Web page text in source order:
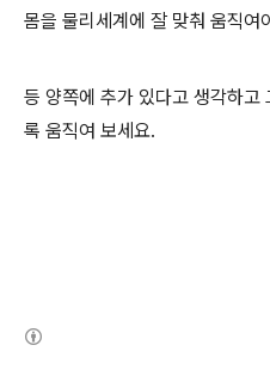
몸을 물리세계에 잘 맞춰 움직여
등 양쪽에 추가 있다고 생각하고
록 움직여 보세요.